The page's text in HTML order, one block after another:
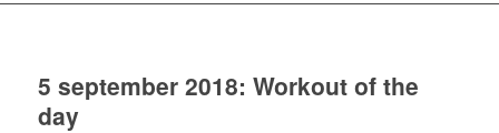
5 september 2018: Workout of the
day